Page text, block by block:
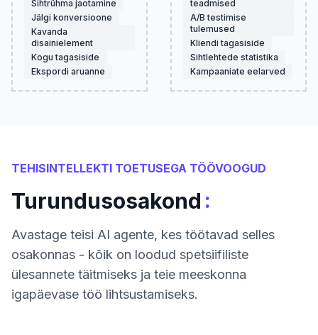
Sihtrühma jaotamine
Jälgi konversioone
Kavanda
disainielement
Kogu tagasiside
Ekspordi aruanne
teadmised
A/B testimise
tulemused
Kliendi tagasiside
Sihtlehtede statistika
Kampaaniate eelarved
TEHISINTELLEKTI TOETUSEGA TÖÖVOOGUD
Turundusosakond :
Avastage teisi AI agente, kes töötavad selles
osakonnas - kõik on loodud spetsiifiliste
ülesannete täitmiseks ja teie meeskonna
igapäevase töö lihtsustamiseks.